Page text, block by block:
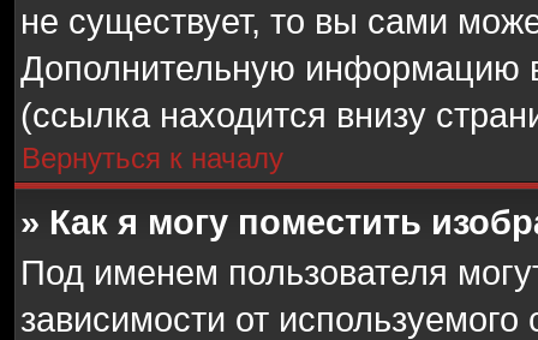
не существует, то вы сами
Дополнительную информацию
(ссылка находится внизу
Вернуться к началу
» Как я могу поместить
Под именем пользователя
зависимости от